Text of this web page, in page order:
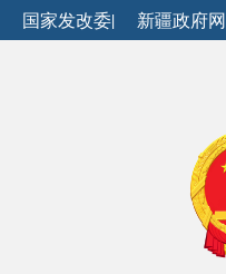
国家发改委| 新疆政府网